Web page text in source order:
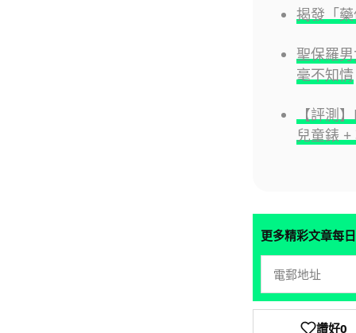
揭發「
聖保羅
毫不知情
【評測
兒童錶 +
更多精彩文章每
讚好0